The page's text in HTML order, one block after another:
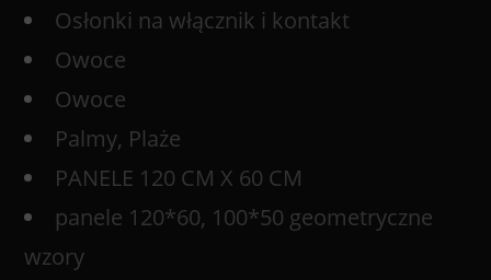
Osłonki na włącznik i kontakt
Owoce
Owoce
Palmy, Plaże
PANELE 120 CM X 60 CM
panele 120*60, 100*50 geometryczne
wzory